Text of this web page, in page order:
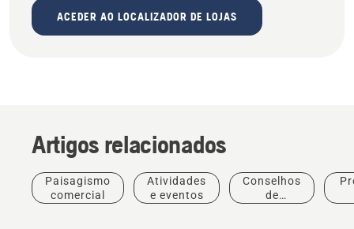
ACEDER AO LOCALIZADOR DE LOJAS
Artigos relacionados
Paisagismo
comercial
Atividades
e eventos
Conselhos
de
Clubes
desportivos
Corta-